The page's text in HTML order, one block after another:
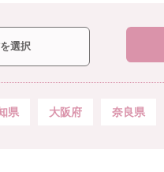
県 大阪府 奈良県